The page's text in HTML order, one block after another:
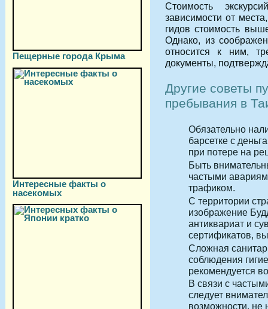
Пещерные города Крыма
Интересные факты о
насекомых
Стоимость
зависимости от
гидов стоимость
Однако, из
относится к ним,
документы,
Другие советы
пребывания в
Обязательно
барсетке с
при потере на
Быть
частыми
трафиком.
С территории
изображение
антиквариат и
сертификатов,
Сложная
соблюдения
рекомендуется
В связи с
следует
возможности, не